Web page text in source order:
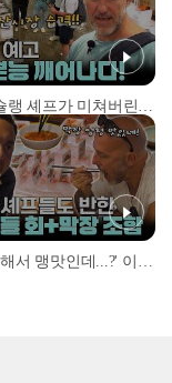
[예고] 미슐랭 셰프가 미쳐버린 이유! 본능이 깨어난 사건은?